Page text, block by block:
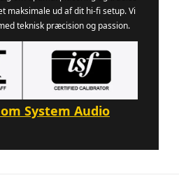
maksimale ud af dit hi-fi setup. Vi
teknisk præcision og passion.
System Audio